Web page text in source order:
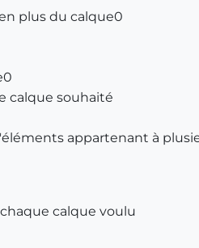
plus du calque0
calque souhaité
appartenant à
calque voulu